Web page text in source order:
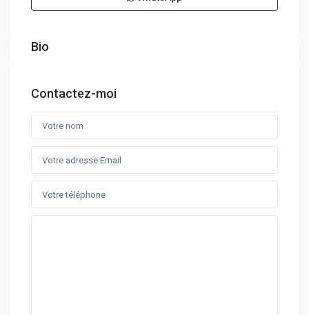
Bio
Contactez-moi